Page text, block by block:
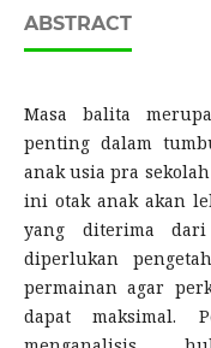
ABSTRACT
Masa balita
penting dalam
anak usia pra
ini otak anak akan
yang diterima
diperlukan
permainan agar
dapat maksimal.